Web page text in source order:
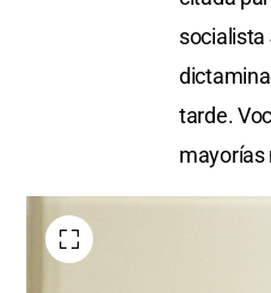
socialista
tarde.
mayorías